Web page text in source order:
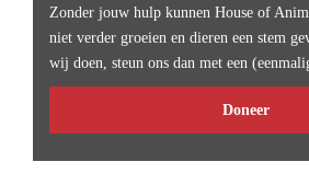
Zonder jouw hulp kunnen House of
niet verder groeien en dieren een stem
wij doen, steun ons dan met een
Doneer